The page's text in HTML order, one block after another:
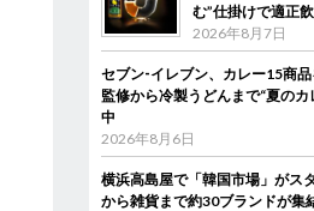
む”仕掛けで適正
2026年8月7日
セブン‐イレブン、カレー15商
監修から冷製うどんまで“夏の
中
2026年8月6日
横浜高島屋で「韓国市場」が
から雑貨まで約30ブランドが集